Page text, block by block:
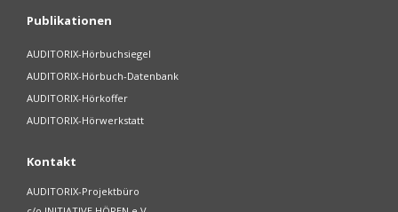
Publikationen
AUDITORIX-Hörbuchsiegel
AUDITORIX-Hörbuch-Datenbank
AUDITORIX-Hörkoffer
AUDITORIX-Hörwerkstatt
Kontakt
AUDITORIX-Projektbüro